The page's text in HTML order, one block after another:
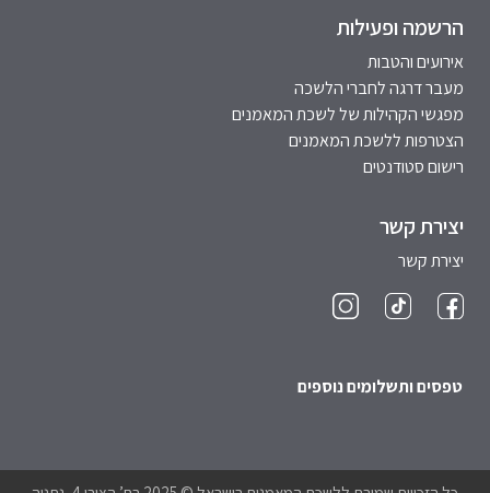
הרשמה ופעילות
אירועים והטבות
מעבר דרגה לחברי הלשכה
מפגשי הקהילות של לשכת המאמנים
הצטרפות ללשכת המאמנים
רישום סטודנטים
יצירת קשר
יצירת קשר
טפסים ותשלומים נוספים